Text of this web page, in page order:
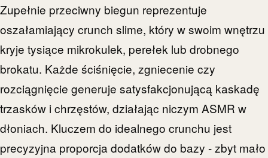
Zupełnie przeciwny biegun reprezentuje
oszałamiający crunch slime, który w swoim wnętrzu
kryje tysiące mikrokulek, perełek lub drobnego
brokatu. Każde ściśnięcie, zgniecenie czy
rozciągnięcie generuje satysfakcjonującą kaskadę
trzasków i chrzęstów, działając niczym ASMR w
dłoniach. Kluczem do idealnego crunchu jest
precyzyjna proporcja dodatków do bazy - zbyt mało